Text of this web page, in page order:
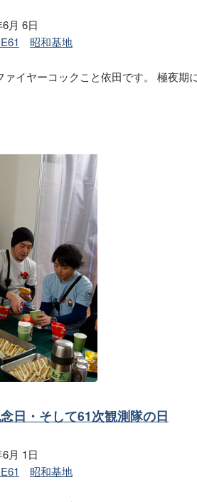
月 6日
昭和基地
ァイヤーコックこと依田です。 極夜
日・そして61次観測隊の日
月 1日
昭和基地